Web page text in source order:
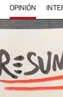
OPINIÓN